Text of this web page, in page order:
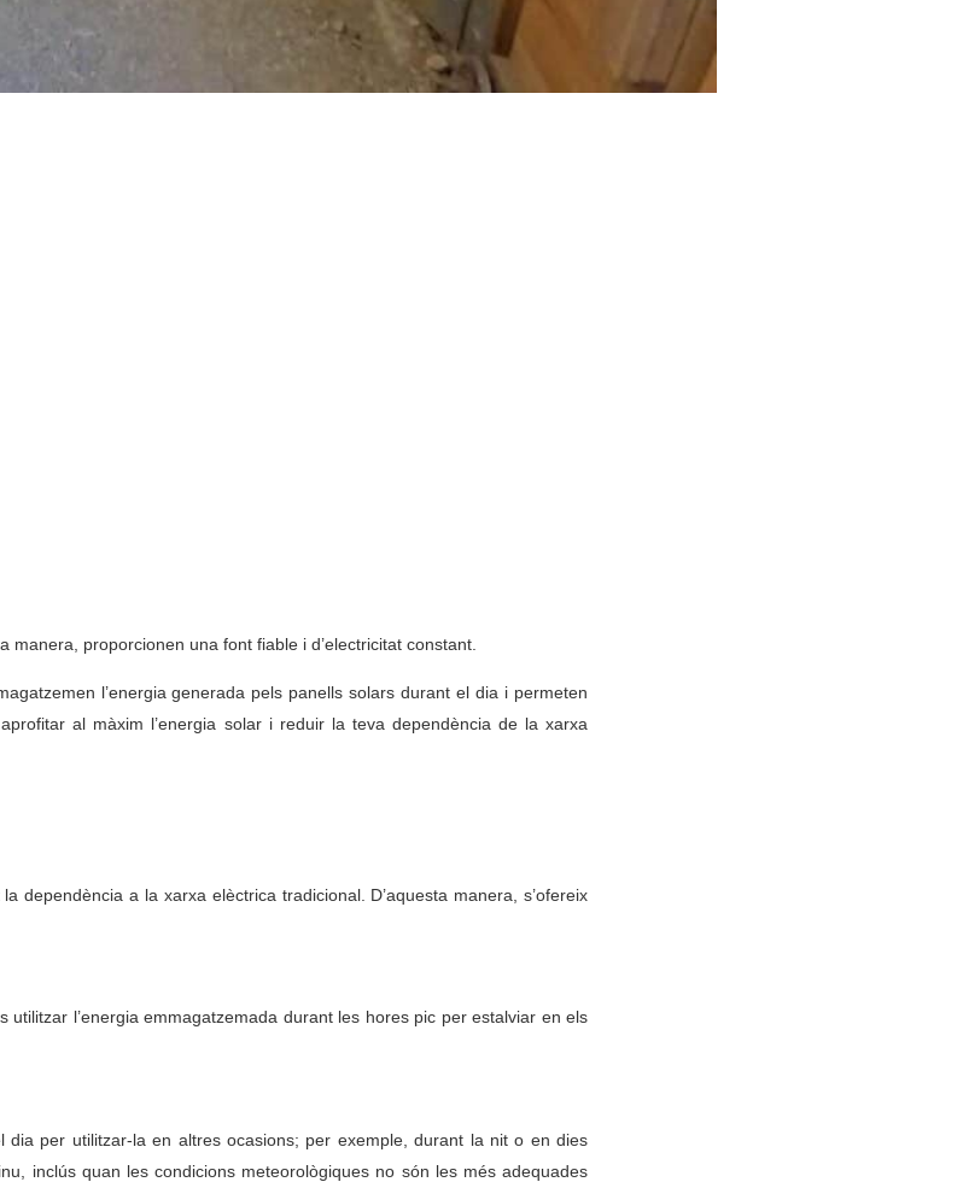
manera, proporcionen una font fiable i d’electricitat constant.
l’energia generada pels panells solars durant el dia i permeten
al màxim l’energia solar i reduir la teva dependència de la xarxa
a la xarxa elèctrica tradicional. D’aquesta manera, s’ofereix
utilitzar l’energia emmagatzemada durant les hores pic per estalviar en els
per utilitzar-la en altres ocasions; per exemple, durant la nit o en dies
inclús quan les condicions meteorològiques no són les més adequades